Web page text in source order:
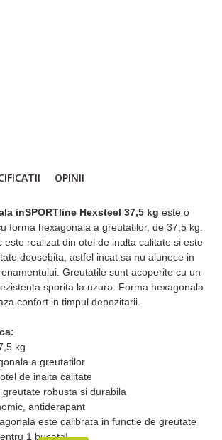
OPINII
inSPORTline Hexsteel 37,5 kg este o
forma hexagonala a greutatilor, de 37,5 kg.
este realizat din otel de inalta calitate si este
deosebita, astfel incat sa nu alunece in
Greutatile sunt acoperite cu un
sporita la uzura. Forma hexagonala
confort in timpul depozitarii.
kg
a greutatilor
de inalta calitate
robusta si durabila
antiderapant
este calibrata in functie de greutate
1 bucata!